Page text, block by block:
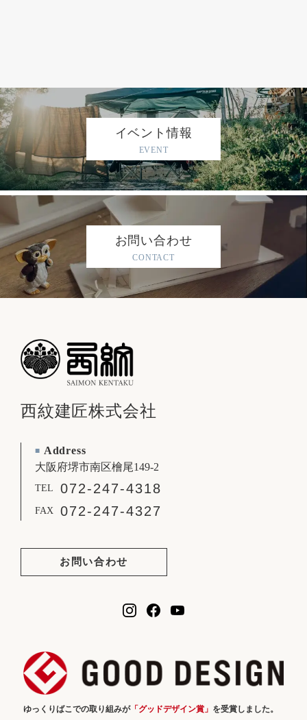
イベント情報
EVENT
お問い合わせ
CONTACT
西紋建匠株式会社
■ Address
大阪府堺市南区檜尾149-2
TEL 072-247-4318
FAX 072-247-4327
お問い合わせ
ゆっくりばこでの取り組みが「グッドデザイン賞」 を受賞しました。